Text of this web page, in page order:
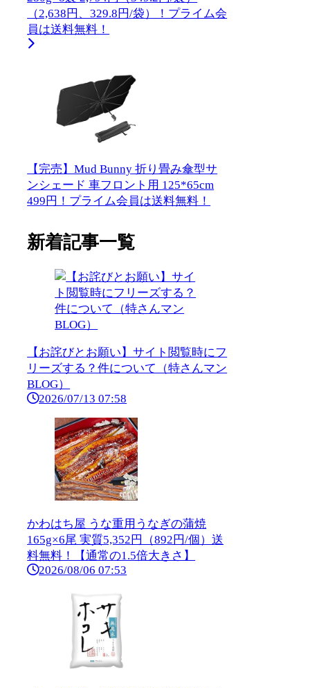
（2,638円、329.8円/袋）！プライム会
員は送料無料！
【完売】Mud Bunny 折り畳み傘型サ
ンシェード 車フロント用 125*65cm
499円！プライム会員は送料無料！
新着記事一覧
【お詫びとお願い】サイト閲覧時にフ
リーズする？件について（特さんマン
BLOG）
2026/07/13 07:58
かわはち屋 うな重用うなぎの蒲焼
165g×6尾 実質5,352円（892円/個）送
料無料！【通常の1.5倍大きさ】
2026/08/06 07:53